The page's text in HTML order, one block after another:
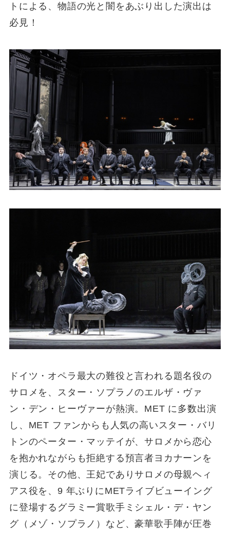
トによる、物語の光と闇をあぶり出した演出は
必見！
ドイツ・オペラ最大の難役と言われる題名役の
サロメを、スター・ソプラノのエルザ・ヴァ
ン・デン・ヒーヴァーが熱演。MET に多数出演
し、MET ファンからも人気の高いスター・バリ
トンのペーター・マッテイが、サロメから恋心
を抱かれながらも拒絶する預言者ヨカナーンを
演じる。その他、王妃でありサロメの母親ヘィ
アス役を、9 年ぶりにMETライブビューイング
に登場するグラミー賞歌手ミシェル・デ・ヤン
グ（メゾ・ソプラノ）など、豪華歌手陣が圧巻